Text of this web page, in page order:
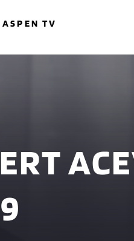
ASPEN TV